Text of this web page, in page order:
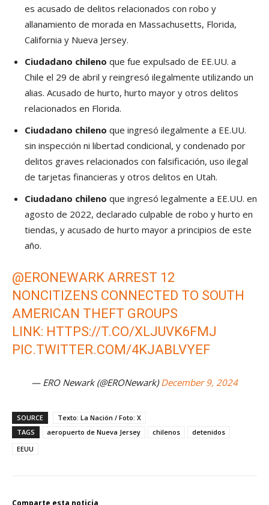
es acusado de delitos relacionados con robo y
allanamiento de morada en Massachusetts, Florida,
California y Nueva Jersey.
Ciudadano chileno que fue expulsado de EE.UU. a
Chile el 29 de abril y reingresó ilegalmente utilizando un
alias. Acusado de hurto, hurto mayor y otros delitos
relacionados en Florida.
Ciudadano chileno que ingresó ilegalmente a EE.UU.
sin inspección ni libertad condicional, y condenado por
delitos graves relacionados con falsificación, uso ilegal
de tarjetas financieras y otros delitos en Utah.
Ciudadano chileno que ingresó legalmente a EE.UU. en
agosto de 2022, declarado culpable de robo y hurto en
tiendas, y acusado de hurto mayor a principios de este
año.
@ERONEWARK ARREST 12
NONCITIZENS CONNECTED TO SOUTH
AMERICAN THEFT GROUPS
LINK: HTTPS://T.CO/XLJUVK6FMJ
PIC.TWITTER.COM/4KJABLVYEF
— ERO Newark (@ERONewark)December 9, 2024
SOURCE
Texto: La Nación / Foto: X
TAGS
aeropuerto de Nueva Jersey chilenos
detenidos
EEUU